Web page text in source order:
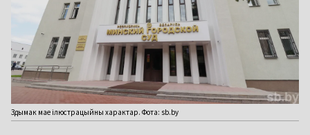
Здымак мае ілюстрацыйны характар. Фота: sb.by